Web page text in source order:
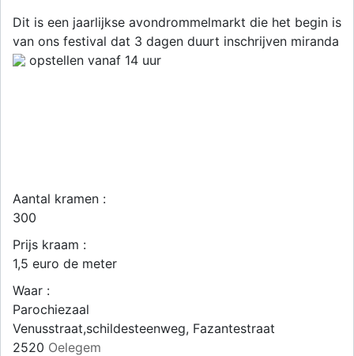
Dit is een jaarlijkse avondrommelmarkt die het begin is
van ons festival dat 3 dagen duurt inschrijven miranda
opstellen vanaf 14 uur
Aantal kramen :
300
Prijs kraam :
1,5 euro de meter
Waar :
Parochiezaal
Venusstraat,schildesteenweg, Fazantestraat
2520 Oelegem